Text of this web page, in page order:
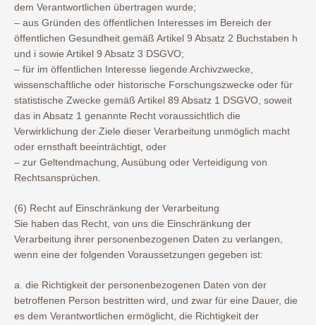
dem Verantwortlichen übertragen wurde;
– aus Gründen des öffentlichen Interesses im Bereich der
öffentlichen Gesundheit gemäß Artikel 9 Absatz 2 Buchstaben h
und i sowie Artikel 9 Absatz 3 DSGVO;
– für im öffentlichen Interesse liegende Archivzwecke,
wissenschaftliche oder historische Forschungszwecke oder für
statistische Zwecke gemäß Artikel 89 Absatz 1 DSGVO, soweit
das in Absatz 1 genannte Recht voraussichtlich die
Verwirklichung der Ziele dieser Verarbeitung unmöglich macht
oder ernsthaft beeinträchtigt, oder
– zur Geltendmachung, Ausübung oder Verteidigung von
Rechtsansprüchen.
(6) Recht auf Einschränkung der Verarbeitung
Sie haben das Recht, von uns die Einschränkung der
Verarbeitung ihrer personenbezogenen Daten zu verlangen,
wenn eine der folgenden Voraussetzungen gegeben ist:
a. die Richtigkeit der personenbezogenen Daten von der
betroffenen Person bestritten wird, und zwar für eine Dauer, die
es dem Verantwortlichen ermöglicht, die Richtigkeit der